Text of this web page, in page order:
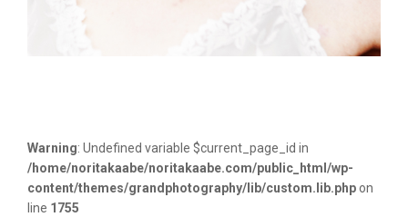
Warning: Undefined variable $current_page_id in
/home/noritakaabe/noritakaabe.com/public_html/wp-
content/themes/grandphotography/lib/custom.lib.phpon
line 1755